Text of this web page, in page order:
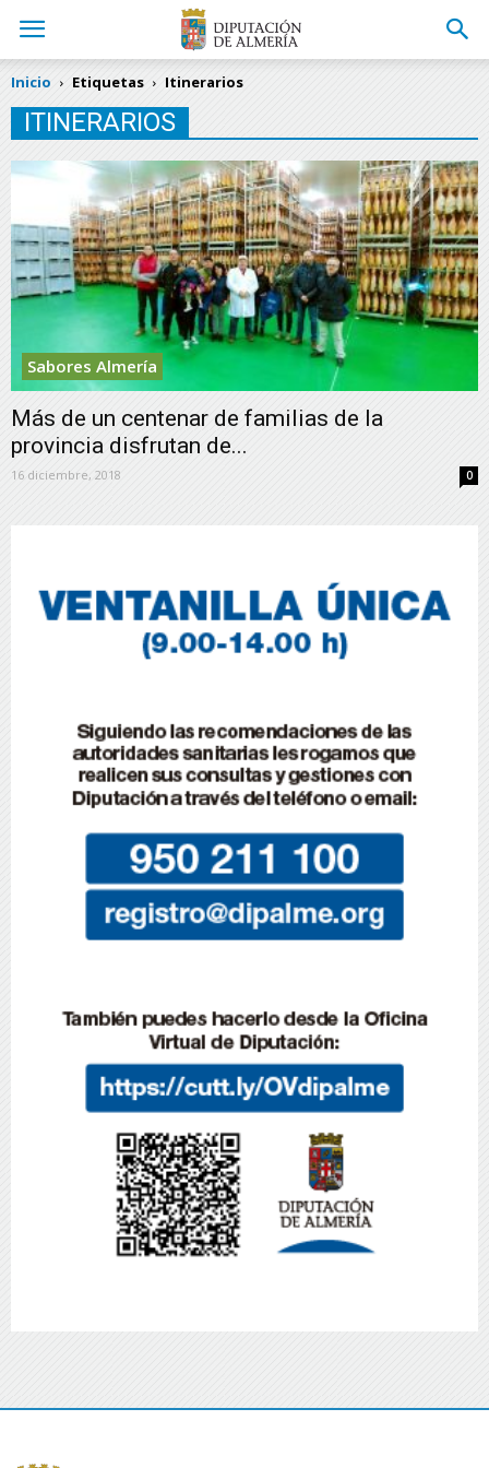
Inicio Etiquetas Itinerarios
ITINERARIOS
Sabores Almería
Más de un centenar de familias de la
provincia disfrutan de...
16 diciembre, 2018 0